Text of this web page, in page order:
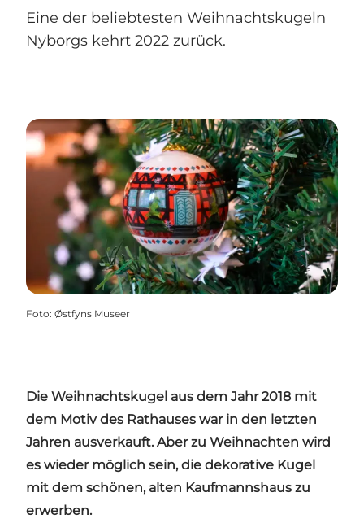
Eine der beliebtesten Weihnachtskugeln
Nyborgs kehrt 2022 zurück.
Foto: Østfyns Museer
Die Weihnachtskugel aus dem Jahr 2018 mit
dem Motiv des Rathauses war in den letzten
Jahren ausverkauft. Aber zu Weihnachten wird
es wieder möglich sein, die dekorative Kugel
mit dem schönen, alten Kaufmannshaus zu
erwerben.